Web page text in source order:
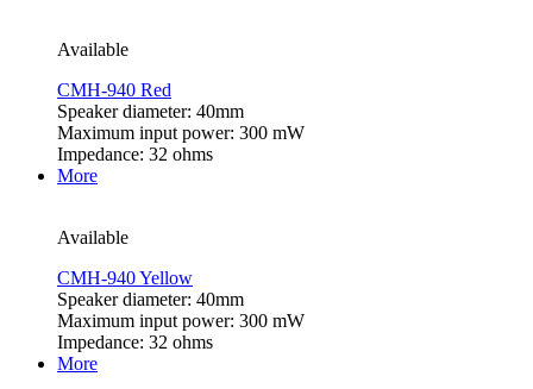
Available
CMH-940 Red
Speaker diameter: 40mm
Maximum input power: 300 mW
Impedance: 32 ohms
More
Available
CMH-940 Yellow
Speaker diameter: 40mm
Maximum input power: 300 mW
Impedance: 32 ohms
More